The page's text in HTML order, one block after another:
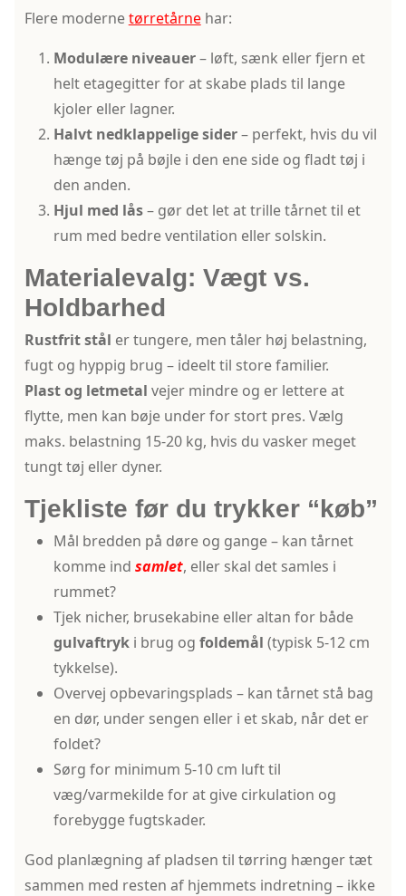
Flere modernetørretårnehar:
Modulære niveauer– løft, sænk eller fjern et
helt etagegitter for at skabe plads til lange
kjoler eller lagner.
Halvt nedklappelige sider– perfekt, hvis du vil
hænge tøj på bøjle i den ene side og fladt tøj i
den anden.
Hjul med lås– gør det let at trille tårnet til et
rum med bedre ventilation eller solskin.
Materialevalg: Vægt vs.
Holdbarhed
Rustfrit stål er tungere, men tåler høj belastning,
fugt og hyppig brug – ideelt til store familier.
Plast og letmetal vejer mindre og er lettere at
flytte, men kan bøje under for stort pres. Vælg
maks. belastning 15-20 kg, hvis du vasker meget
tungt tøj eller dyner.
Tjekliste før du trykker “køb”
Mål bredden på døre og gange – kan tårnet
komme ind samlet, eller skal det samles i
rummet?
Tjek nicher, brusekabine eller altan for både
gulvaftryki brug og foldemål (typisk 5-12 cm
tykkelse).
Overvej opbevaringsplads – kan tårnet stå bag
en dør, under sengen eller i et skab, når det er
foldet?
Sørg for minimum 5-10 cm luft til
væg/varmekilde for at give cirkulation og
forebygge fugtskader.
God planlægning af pladsen til tørring hænger tæt
sammen med resten af hjemmets indretning – ikke